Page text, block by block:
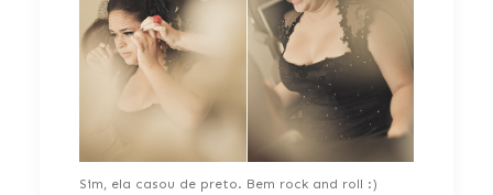
Sim, ela casou de preto. Bem rock and roll :)